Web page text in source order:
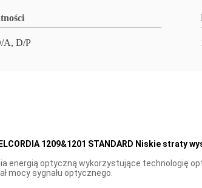
A, D/P
1209&1201 STANDARD Niskie straty
energią optyczną wykorzystujące technologię
mocy sygnału optycznego.